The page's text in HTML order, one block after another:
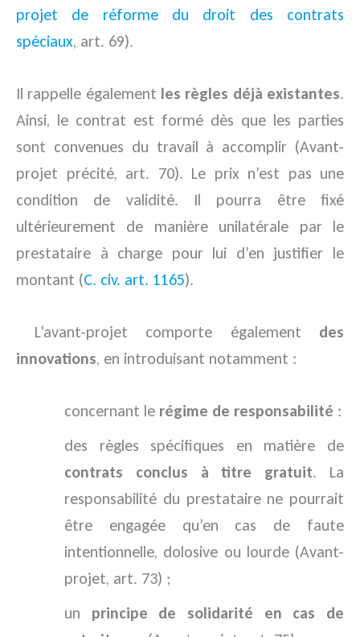
projet de réforme du droit des contrats
spéciaux, art. 69).
Il rappelle également les règles déjà existantes.
Ainsi, le contrat est formé dès que les parties
sont convenues du travail à accomplir (Avant-
projet précité, art. 70). Le prix n’est pas une
condition de validité. Il pourra être fixé
ultérieurement de manière unilatérale par le
prestataire à charge pour lui d’en justifier le
montant (C. civ. art. 1165).
L’avant-projet comporte également des
innovations, en introduisant notamment :
concernant le régime de responsabilité :
des règles spécifiques en matière de
contrats conclus à titre gratuit. La
responsabilité du prestataire ne pourrait
être engagée qu’en cas de faute
intentionnelle, dolosive ou lourde (Avant-
projet, art. 73) ;
un principe de solidarité en cas de